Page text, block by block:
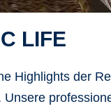
LIFE
Highlights der